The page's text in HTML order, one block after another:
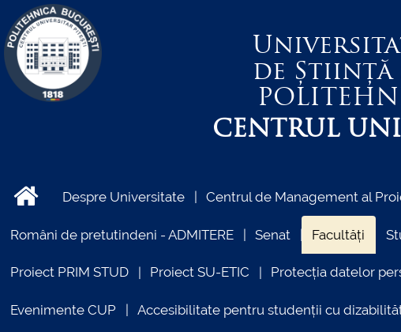
de Știință
CENTRUL
Despre Universitate Centrul de Management al
Români de pretutindeni - ADMITERE Senat Facultăți
Proiect PRIM STUD Proiect SU-ETIC Protecția datelor
Evenimente CUP Accesibilitate pentru studenții cu